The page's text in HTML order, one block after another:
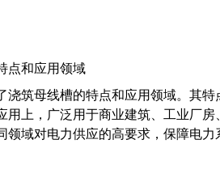
点和应用领域
浇筑母线槽的特点和应用领域。其
用上，广泛用于商业建筑、工业厂
领域对电力供应的高要求，保障电力